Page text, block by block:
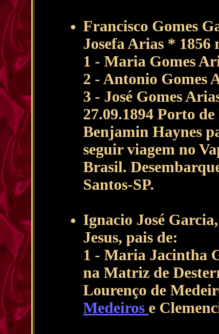
Francisco Gomes
Josefa Arias * 1856
1 - Maria Gomes
2 - Antonio Gomes
3 - José Gomes
27.09.1894 Porto
Benjamin Haynes
seguir viagem no
Brasil.
Santos-SP.
Ignacio José
Jesus, pais de:
1 - Maria Jacintha
na Matriz de
Lourenço de
Medeiros e